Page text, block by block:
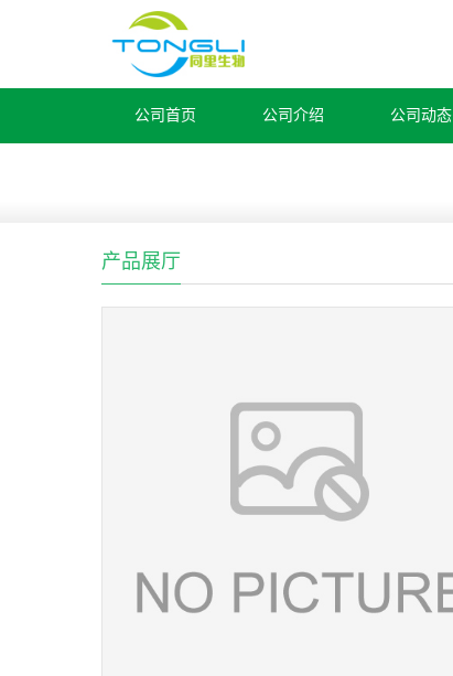
公司首页 公司介绍 公司动态
产品展厅